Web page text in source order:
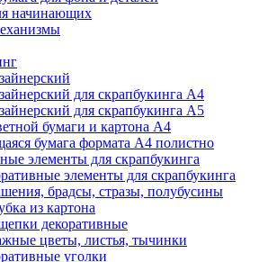
начинающих
для скрапбукинга А4
для скрапбукинга А5
бумаги и картона А4
бумага формата А4 полистно
элементы для скрапбукинга
элементы для скрапбукинга
брадсы, стразы, полубусины
из картона
декоративные
цветы, листья, тычинки
уголки